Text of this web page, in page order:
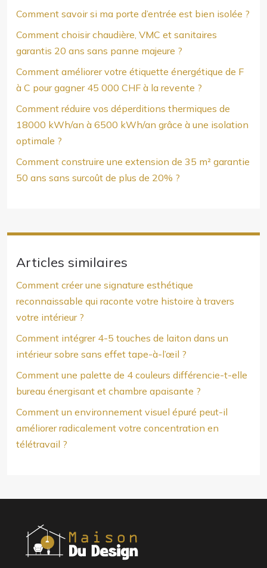
Comment savoir si ma porte d’entrée est bien isolée ?
Comment choisir chaudière, VMC et sanitaires
garantis 20 ans sans panne majeure ?
Comment améliorer votre étiquette énergétique de F
à C pour gagner 45 000 CHF à la revente ?
Comment réduire vos déperditions thermiques de
18000 kWh/an à 6500 kWh/an grâce à une isolation
optimale ?
Comment construire une extension de 35 m² garantie
50 ans sans surcoût de plus de 20% ?
Articles similaires
Comment créer une signature esthétique
reconnaissable qui raconte votre histoire à travers
votre intérieur ?
Comment intégrer 4-5 touches de laiton dans un
intérieur sobre sans effet tape-à-l’œil ?
Comment une palette de 4 couleurs différencie-t-elle
bureau énergisant et chambre apaisante ?
Comment un environnement visuel épuré peut-il
améliorer radicalement votre concentration en
télétravail ?